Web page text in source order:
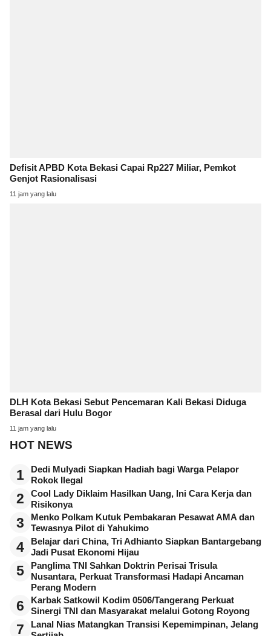
Defisit APBD Kota Bekasi Capai Rp227 Miliar, Pemkot
Genjot Rasionalisasi
11 jam yang lalu
DLH Kota Bekasi Sebut Pencemaran Kali Bekasi Diduga
Berasal dari Hulu Bogor
11 jam yang lalu
HOT NEWS
1
Dedi Mulyadi Siapkan Hadiah bagi Warga Pelapor
Rokok Ilegal
2
Cool Lady Diklaim Hasilkan Uang, Ini Cara Kerja dan
Risikonya
3
Menko Polkam Kutuk Pembakaran Pesawat AMA dan
Tewasnya Pilot di Yahukimo
4
Belajar dari China, Tri Adhianto Siapkan Bantargebang
Jadi Pusat Ekonomi Hijau
5
Panglima TNI Sahkan Doktrin Perisai Trisula
Nusantara, Perkuat Transformasi Hadapi Ancaman
Perang Modern
6
Karbak Satkowil Kodim 0506/Tangerang Perkuat
Sinergi TNI dan Masyarakat melalui Gotong Royong
7
Lanal Nias Matangkan Transisi Kepemimpinan, Jelang